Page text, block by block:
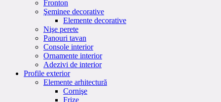
Fronton
Şeminee decorative
Elemente decorative
Nişe perete
Panouri tavan
Console interior
Ornamente interior
Adezivi de interior
Profile exterior
Elemente arhitectură
Cornişe
Frize